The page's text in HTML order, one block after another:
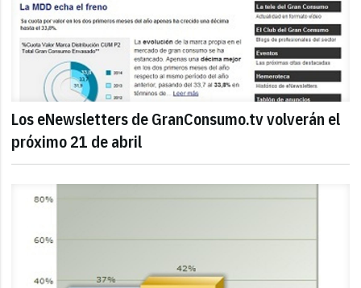
Los eNewsletters de GranConsumo.tv volverán el
próximo 21 de abril